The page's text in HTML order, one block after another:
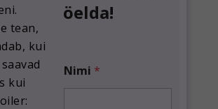
tean,
kui
kui
öelda!
Nimi *